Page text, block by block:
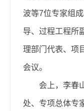
波等7位专家组
导、过程工程所
理部门代表、项
会议。
会上，李春
处、专项总体专